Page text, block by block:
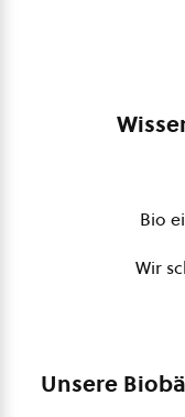
Bio
Wir
Unsere